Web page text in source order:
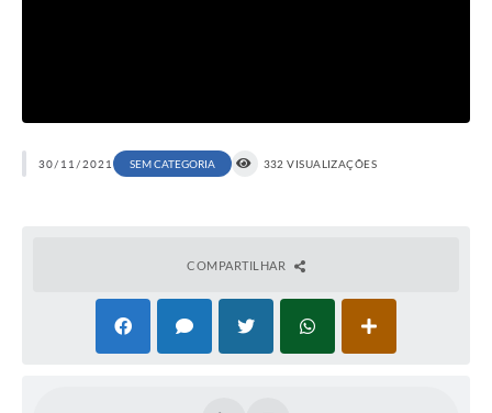
30/11/2021 SEM CATEGORIA 332 VISUALIZAÇÕES
COMPARTILHAR